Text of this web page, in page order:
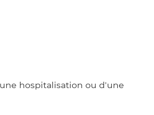
hospitalisation ou d'une